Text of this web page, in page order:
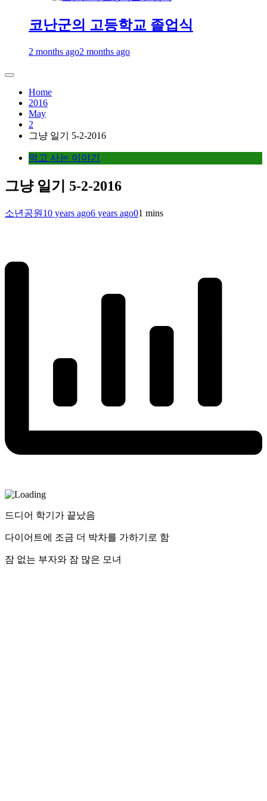
코난군의 고등학교 졸업식
2 months ago2 months ago
Home
2016
May
2
그냥 일기 5-2-2016
먹고 사는 이야기
그냥 일기 5-2-2016
소년공원 10 years ago6 years ago01 mins
드디어 학기가 끝났음
다이어트에 조금 더 박차를 가하기로 함
잠 없는 부자와 잠 많은 모녀